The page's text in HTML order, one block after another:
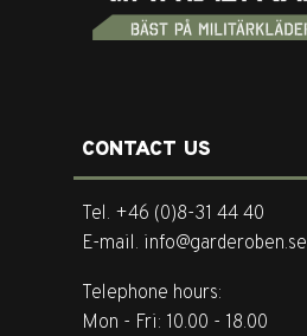
CONTACT US
Tel. +46 (0)8-31 44 40
E-mail. info@garderoben.se
Telephone hours:
Mon - Fri: 10.00 - 18.00